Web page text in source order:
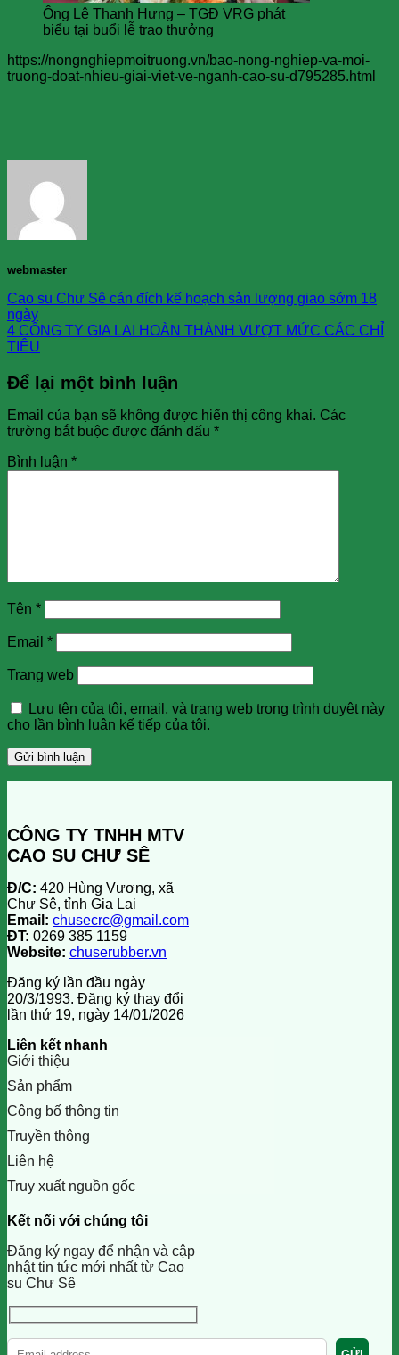
Ông Lê Thanh Hưng – TGĐ VRG phát
biểu tại buổi lễ trao thưởng
https://nongnghiepmoitruong.vn/bao-nong-nghiep-va-moi-
truong-doat-nhieu-giai-viet-ve-nganh-cao-su-d795285.html
webmaster
Cao su Chư Sê cán đích kế hoạch sản lượng giao sớm 18
ngày
4 CÔNG TY GIA LAI HOÀN THÀNH VƯỢT MỨC CÁC CHỈ
TIÊU
Để lại một bình luận
Email của bạn sẽ không được hiển thị công khai. Các
trường bắt buộc được đánh dấu *
Bình luận *
Tên *
Email *
Trang web
Lưu tên của tôi, email, và trang web trong trình duyệt này
cho lần bình luận kế tiếp của tôi.
CÔNG TY TNHH MTV
CAO SU CHƯ SÊ
Đ/C: 420 Hùng Vương, xã
Chư Sê, tỉnh Gia Lai
Email: chusecrc@gmail.com
ĐT: 0269 385 1159
Website: chuserubber.vn
Đăng ký lần đầu ngày
20/3/1993. Đăng ký thay đổi
lần thứ 19, ngày 14/01/2026
Liên kết nhanh
Giới thiệu
Sản phẩm
Công bố thông tin
Truyền thông
Liên hệ
Truy xuất nguồn gốc
Kết nối với chúng tôi
Đăng ký ngay để nhận và cập
nhật tin tức mới nhất từ Cao
su Chư Sê